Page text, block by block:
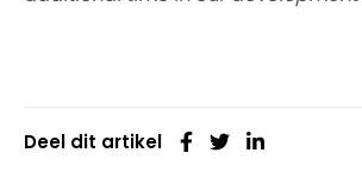
Deel dit artikel